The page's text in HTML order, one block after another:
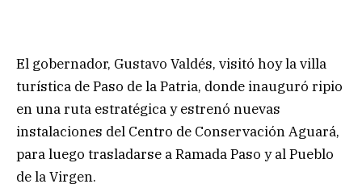
El gobernador, Gustavo Valdés, visitó hoy la villa
turística de Paso de la Patria, donde inauguró ripio
en una ruta estratégica y estrenó nuevas
instalaciones del Centro de Conservación Aguará,
para luego trasladarse a Ramada Paso y al Pueblo
de la Virgen.